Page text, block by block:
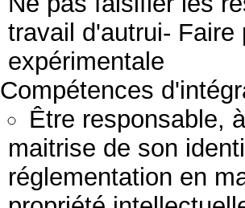
travail d'autrui- Faire
expérimentale
Compétences
Être responsable,
maitrise de son
réglementation en